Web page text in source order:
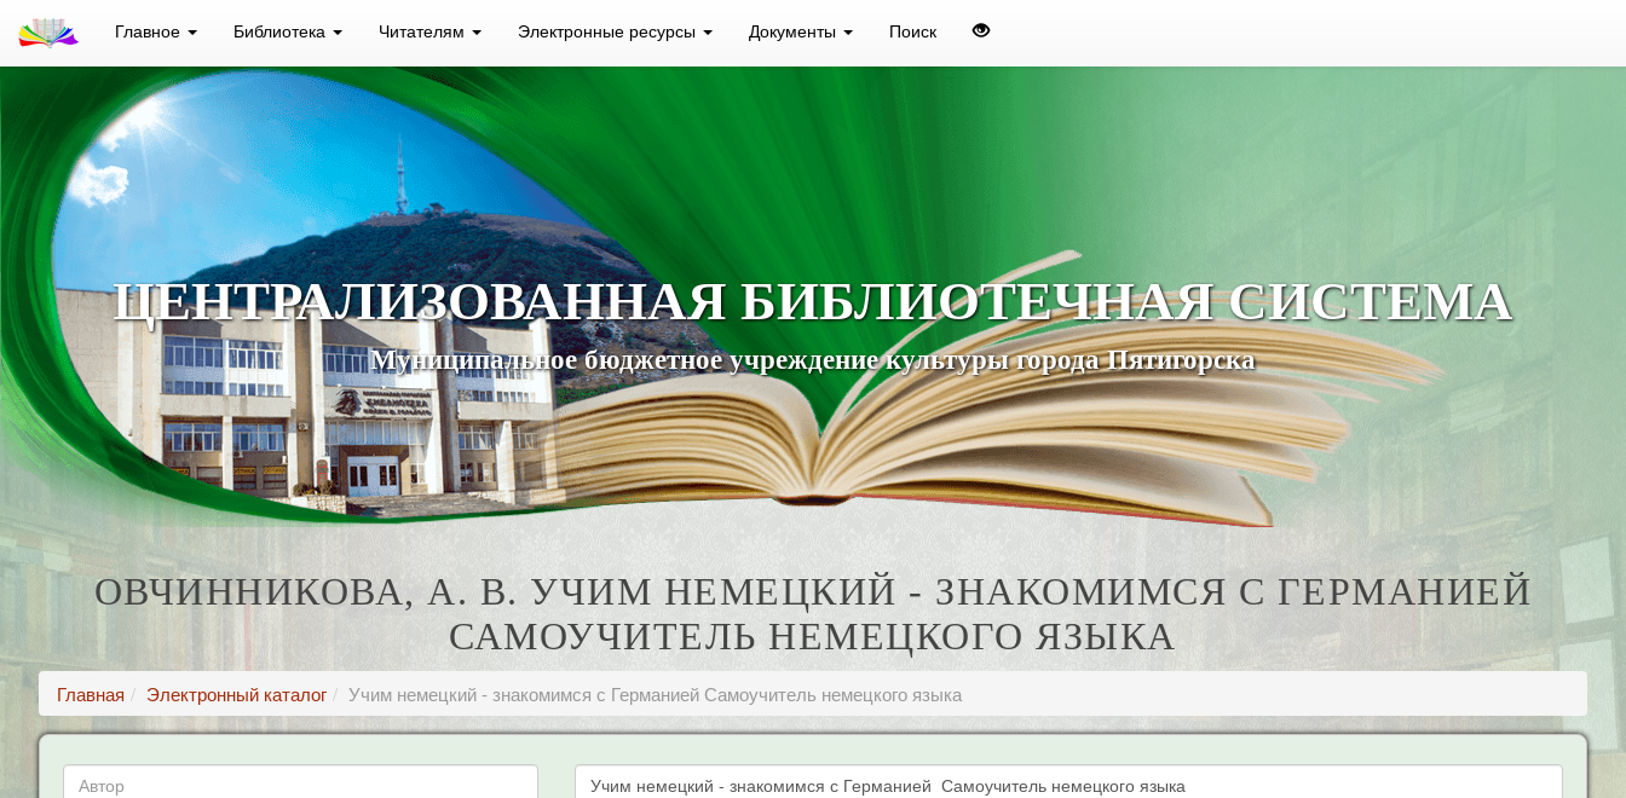
Главное Библиотека Читателям Электронные ресурсы Документы Поиск
ЦЕНТРАЛИЗОВАННАЯ БИБЛИОТЕЧНАЯ СИСТЕМА
Муниципальное бюджетное учреждение культуры города Пятигорска
ОВЧИННИКОВА, А. В. УЧИМ НЕМЕЦКИЙ - ЗНАКОМИМСЯ С ГЕРМАНИЕЙ
САМОУЧИТЕЛЬ НЕМЕЦКОГО ЯЗЫКА
Главная Электронный каталог Учим немецкий - знакомимся с Германией Самоучитель немецкого языка